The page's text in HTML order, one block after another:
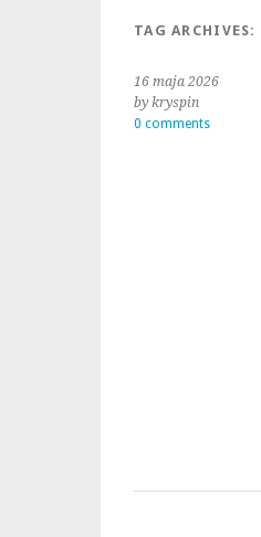
TAG ARCHIVES:
16 maja 2026
by kryspin
0 comments